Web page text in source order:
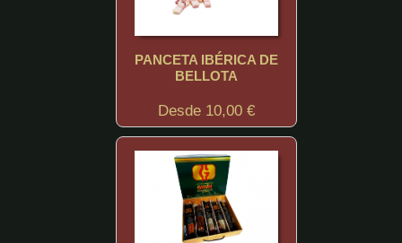
PANCETA IBÉRICA DE
BELLOTA
Desde 10,00 €